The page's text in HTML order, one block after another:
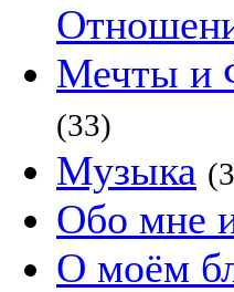
Мечты и
(33)
Музыка
Обо мне
О моём